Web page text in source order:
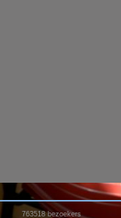
763518bezoekers